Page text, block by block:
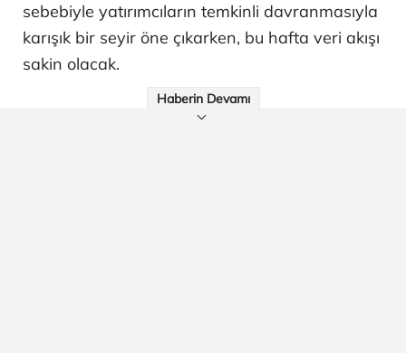
sebebiyle yatırımcıların temkinli davranmasıyla
karışık bir seyir öne çıkarken, bu hafta veri akışı
sakin olacak.
Haberin Devamı